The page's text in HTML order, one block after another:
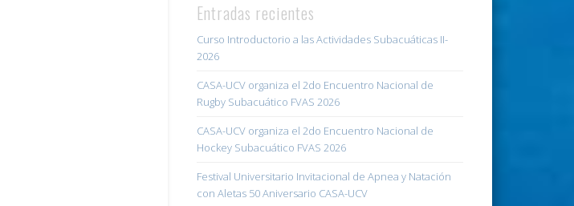
Entradas recientes
Curso Introductorio a las Actividades Subacuáticas II-
2026
CASA-UCV organiza el 2do Encuentro Nacional de
Rugby Subacuático FVAS 2026
CASA-UCV organiza el 2do Encuentro Nacional de
Hockey Subacuático FVAS 2026
Festival Universitario Invitacional de Apnea y Natación
con Aletas 50 Aniversario CASA-UCV